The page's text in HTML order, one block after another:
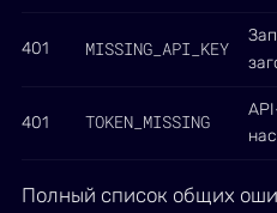
401 MISSING_API_KEY
401 TOKEN_MISSING
Полный список общих